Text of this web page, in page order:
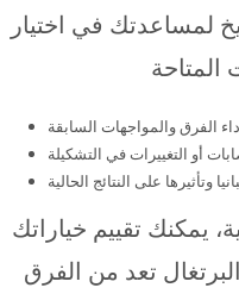
لمساعدتك في اختيار
يمكنك تقييم خياراتك
تعد من الفرق